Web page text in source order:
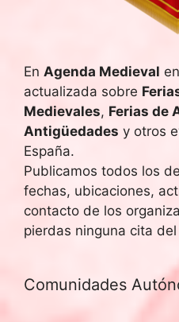
En Agenda Medieval
actualizada sobre
Medievales, Ferias de
Antigüedades y otros
España.
Publicamos todos los
fechas, ubicaciones,
contacto de los
pierdas ninguna cita
Comunidades